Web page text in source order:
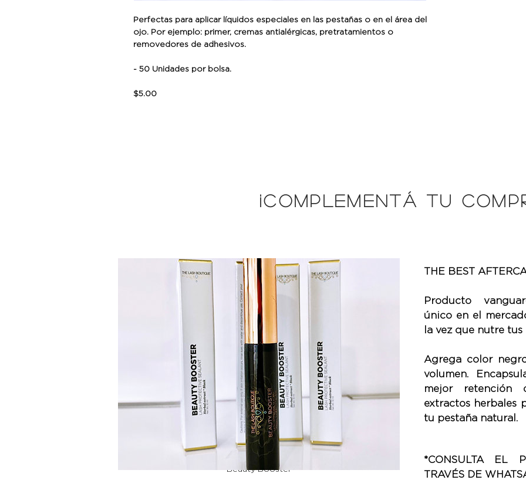
Perfectas para aplicar líquidos especiales en las pestañas o en el área del
ojo. Por ejemplo: primer, cremas antialérgicas, pretratamientos o
removedores de adhesivos.
- 50 Unidades por bolsa.
$5.00
¡COMPLEMENTÁ TU
Beauty Booster
THE BEST
Producto
único en el
la vez que nutre
Agrega color
volumen.
mejor retención
extractos herbales
tu pestaña natural.
*CONSULTA EL
TRAVÉS DE